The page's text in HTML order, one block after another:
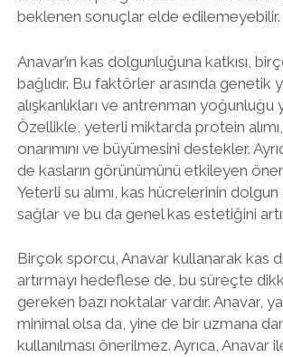
beklenen sonuçlar elde edilemeyebilir.
Anavar’ın kas dolgunluğuna katkısı,
bağlıdır. Bu faktörler arasında genetik
alışkanlıkları ve antrenman yoğunluğu
Özellikle, yeterli miktarda protein alımı,
onarımını ve büyümesini destekler.
de kasların görünümünü etkileyen
Yeterli su alımı, kas hücrelerinin
sağlar ve bu da genel kas estetiğini
Birçok sporcu, Anavar kullanarak kas
artırmayı hedeflese de, bu süreçte
gereken bazı noktalar vardır. Anavar,
minimal olsa da, yine de bir uzmana
kullanılması önerilmez. Ayrıca, Anavar